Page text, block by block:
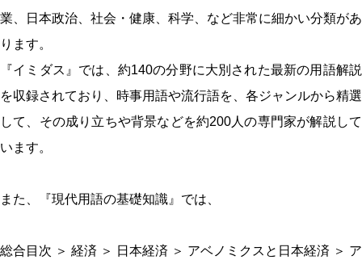
業、日本政治、社会・健康、科学、など非常に細かい分類があ
ります。
『イミダス』では、約140の分野に大別された最新の用語解説
を収録されており、時事用語や流行語を、各ジャンルから精選
して、その成り立ちや背景などを約200人の専門家が解説して
います。
また、『現代用語の基礎知識』では、
総合目次 ＞ 経済 ＞ 日本経済 ＞ アベノミクスと日本経済 ＞ ア